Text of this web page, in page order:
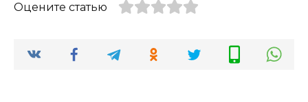
Оцените статью